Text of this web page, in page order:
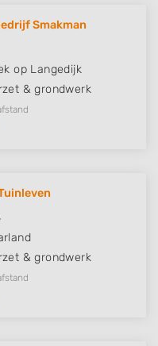
Smakman
op Langedijk
& grondwerk
& grondwerk